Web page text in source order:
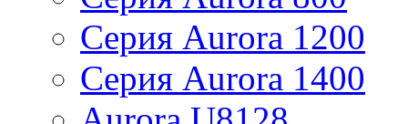
Серия Aurora 1200
Серия Aurora 1400